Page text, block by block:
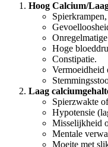
Hoog Calcium/
Hoge
Constipatie.
Vermoeidheid
Laag
Spierzwakte
Hypotensie
Misselijkheid
Mentale
Moeite met